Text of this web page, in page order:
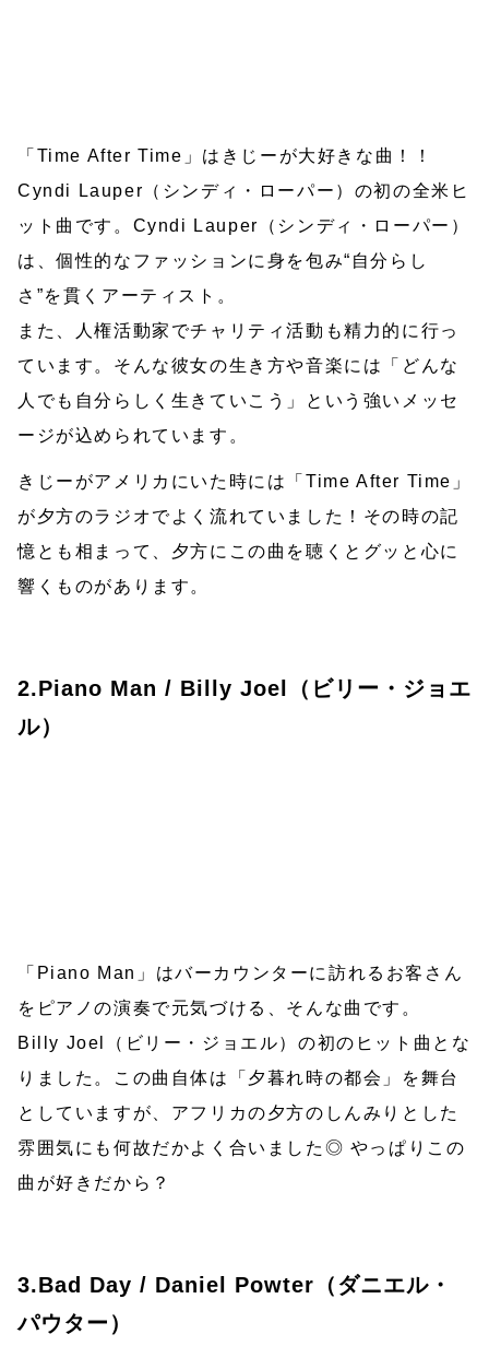
「Time After Time」はきじーが大好きな曲！！
Cyndi Lauper（シンディ・ローパー）の初の全米ヒ
ット曲です。Cyndi Lauper（シンディ・ローパー）
は、個性的なファッションに身を包み“自分らし
さ”を貫くアーティスト。
また、人権活動家でチャリティ活動も精力的に行っ
ています。そんな彼女の生き方や音楽には「どんな
人でも自分らしく生きていこう」という強いメッセ
ージが込められています。
きじーがアメリカにいた時には「Time After Time」
が夕方のラジオでよく流れていました！その時の記
憶とも相まって、夕方にこの曲を聴くとグッと心に
響くものがあります。
2.Piano Man / Billy Joel（ビリー・ジョエ
ル）
「Piano Man」はバーカウンターに訪れるお客さん
をピアノの演奏で元気づける、そんな曲です。
Billy Joel（ビリー・ジョエル）の初のヒット曲とな
りました。この曲自体は「夕暮れ時の都会」を舞台
としていますが、アフリカの夕方のしんみりとした
雰囲気にも何故だかよく合いました◎ やっぱりこの
曲が好きだから？
3.Bad Day / Daniel Powter（ダニエル・
パウター）